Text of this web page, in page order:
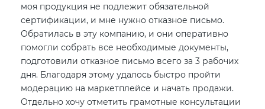
моя продукция не подлежит обязательной
сертификации, и мне нужно отказное письмо.
Обратилась в эту компанию, и они оперативно
помогли собрать все необходимые документы,
подготовили отказное письмо всего за 3 рабочих
дня. Благодаря этому удалось быстро пройти
модерацию на маркетплейсе и начать продажи.
Отдельно хочу отметить грамотные консультации